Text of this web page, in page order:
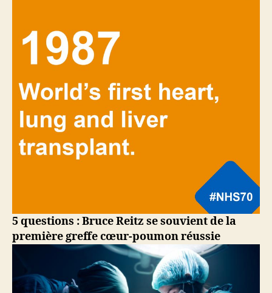
5 questions : Bruce Reitz se souvient de la
première greffe cœur-poumon réussie